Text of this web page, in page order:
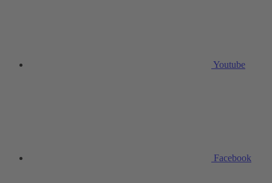
Youtube
Facebook